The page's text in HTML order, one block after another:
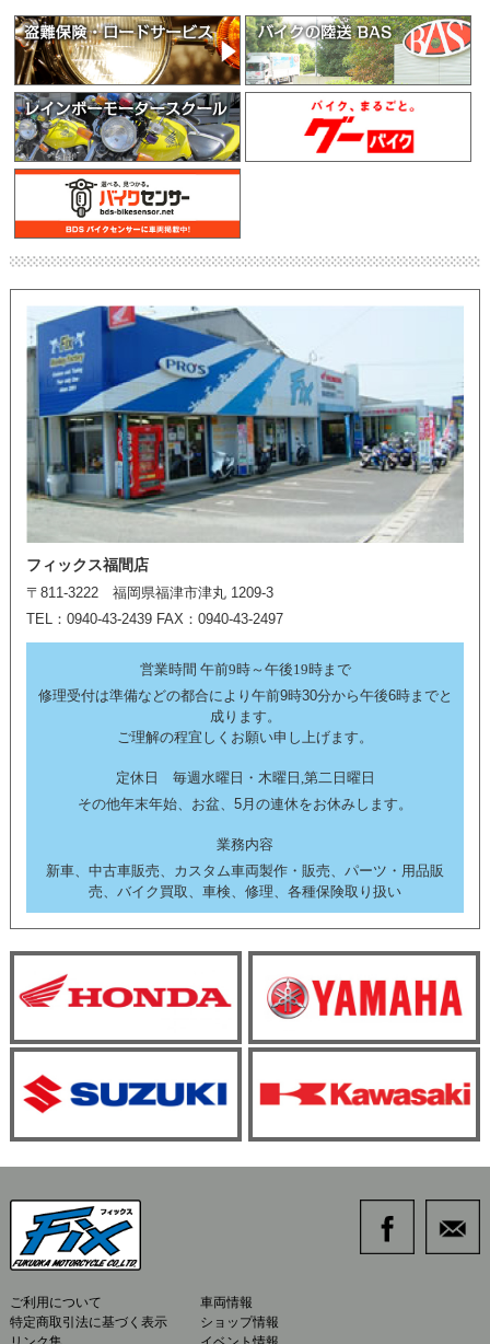
フィックス福間店
〒811-3222 福岡県福津市津丸 1209-3
TEL：0940-43-2439 FAX：0940-43-2497
営業時間 午前9時～午後19時まで
修理受付は準備などの都合により午前9時30分から午後6時までと
成ります。
ご理解の程宜しくお願い申し上げます。
定休日 毎週水曜日・木曜日,第二日曜日
その他年末年始、お盆、5月の連休をお休みします。
業務内容
新車、中古車販売、カスタム車両製作・販売、パーツ・用品販
売、バイク買取、車検、修理、各種保険取り扱い
ご利用について
特定商取引法に基づく表示
車両情報
ショップ情報